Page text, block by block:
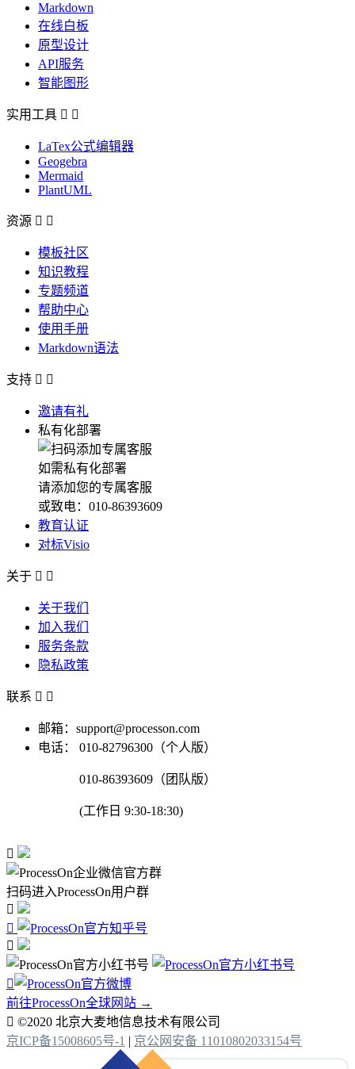
Markdown
在线白板
原型设计
API服务
智能图形
实用工具  
LaTex公式编辑器
Geogebra
Mermaid
PlantUML
资源  
模板社区
知识教程
专题频道
帮助中心
使用手册
Markdown语法
支持  
邀请有礼
私有化部署
如需私有化部署
请添加您的专属客服
或致电：010-86393609
教育认证
对标Visio
关于  
关于我们
加入我们
服务条款
隐私政策
联系  
邮箱：support@processon.com
电话：
010-82796300（个人版）
010-86393609（团队版）
(工作日 9:30-18:30)

扫码进入ProcessOn用户群




前往ProcessOn全球网站 →
 ©2020 北京大麦地信息技术有限公司
京ICP备15008605号-1 | 京公网安备 11010802033154号